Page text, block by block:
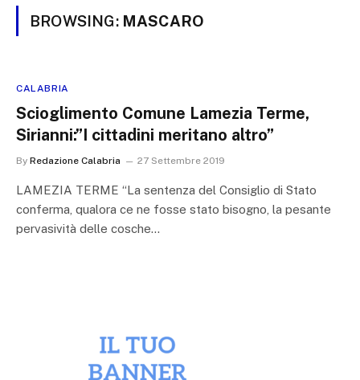
BROWSING: MASCARO
CALABRIA
Scioglimento Comune Lamezia Terme,
Sirianni:”I cittadini meritano altro”
By Redazione Calabria 27 Settembre 2019
LAMEZIA TERME “La sentenza del Consiglio di Stato
conferma, qualora ce ne fosse stato bisogno, la pesante
pervasività delle cosche…